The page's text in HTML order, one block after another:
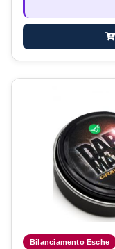
Bilanciamento Esche